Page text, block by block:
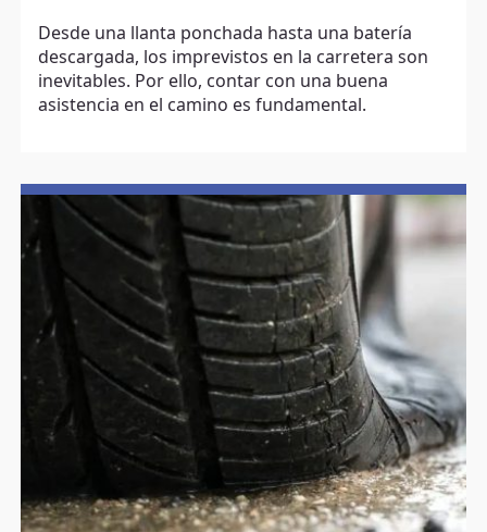
Desde una llanta ponchada hasta una batería
descargada, los imprevistos en la carretera son
inevitables. Por ello, contar con una buena
asistencia en el camino es fundamental.